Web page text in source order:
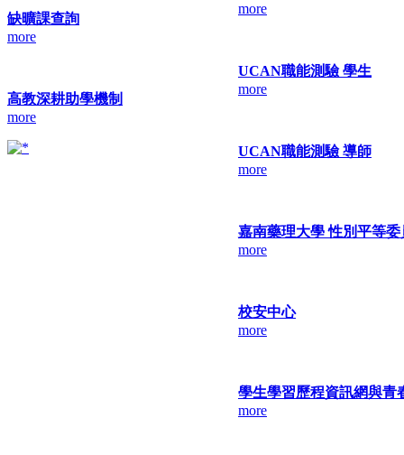
缺曠課查詢
more
高教深耕助學機制
more
more
UCAN職能測驗 學生
more
UCAN職能測驗 導師
more
嘉南藥理大學 性別平等委
more
校安中心
more
學生學習歷程資訊網與青
more